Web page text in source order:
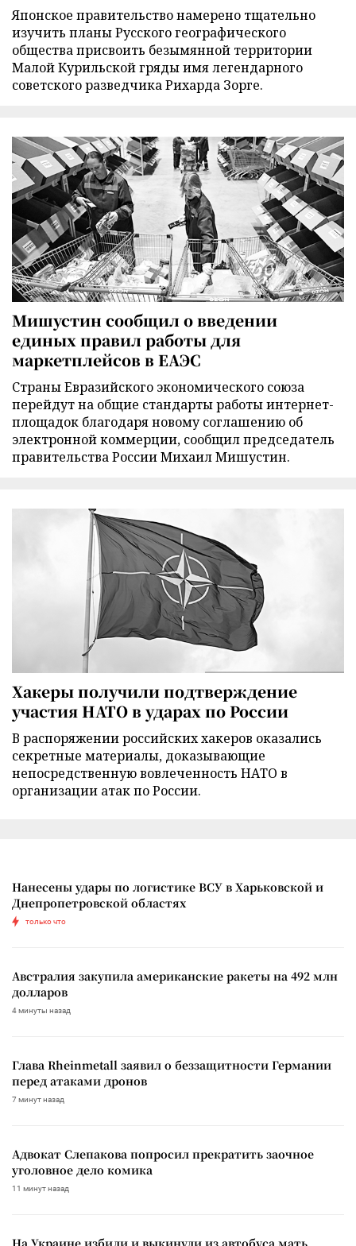
Японское правительство намерено тщательно
изучить планы Русского географического
общества присвоить безымянной территории
Малой Курильской гряды имя легендарного
советского разведчика Рихарда Зорге.
Мишустин сообщил о введении
единых правил работы для
маркетплейсов в ЕАЭС
Страны Евразийского экономического союза
перейдут на общие стандарты работы интернет-
площадок благодаря новому соглашению об
электронной коммерции, сообщил председатель
правительства России Михаил Мишустин.
Хакеры получили подтверждение
участия НАТО в ударах по России
В распоряжении российских хакеров оказались
секретные материалы, доказывающие
непосредственную вовлеченность НАТО в
организации атак по России.
Нанесены удары по логистике ВСУ в Харьковской и
Днепропетровской областях
только что
Австралия закупила американские ракеты на 492 млн
долларов
4 минуты назад
Глава Rheinmetall заявил о беззащитности Германии
перед атаками дронов
7 минут назад
Адвокат Слепакова попросил прекратить заочное
уголовное дело комика
11 минут назад